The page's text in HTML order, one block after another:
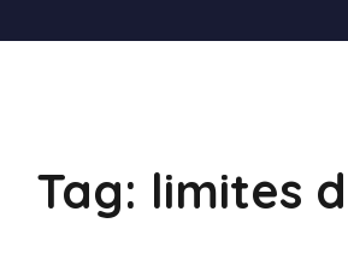
Tag: limites